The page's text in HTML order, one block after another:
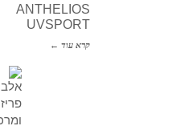
ANTHELIOS
UVSPORT
קרא עוד ←